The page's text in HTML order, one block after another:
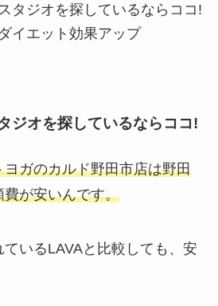
タジオを探しているならココ!
イエット効果アップ
ジオを探しているならココ!
ヨガのカルド野田市店は野田
が安いんです。
いるLAVAと比較しても、安